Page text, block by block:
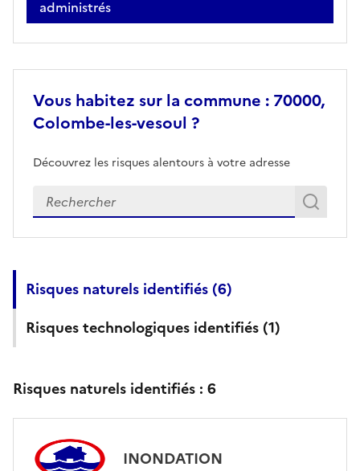
administrés
Vous habitez sur la commune : 70000,
Colombe-les-vesoul ?
Découvrez les risques alentours à votre adresse
Veuillez renseigner votre adresse exacte
Risques naturels identifiés (6)
Risques technologiques identifiés (1)
Risques naturels identifiés : 6
INONDATION